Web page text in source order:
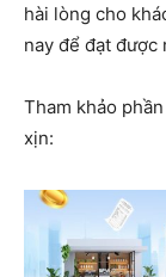
hài lòng cho
nay để đạt được
Tham khảo
xịn: